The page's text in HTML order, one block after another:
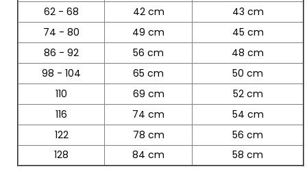
62 - 68
42 cm
43 cm
74 - 80
49 cm
45 cm
86 - 92
56 cm
48 cm
98 - 104
65 cm
50 cm
110
69 cm
52 cm
116
74 cm
54 cm
122
78 cm
56 cm
128
84 cm 58 cm